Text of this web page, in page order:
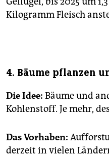
Kilogramm Fleisch
4. Bäume pflanzen
Die Idee: Bäume und
Kohlenstoff. Je mehr,
Das Vorhaben:
derzeit in vielen